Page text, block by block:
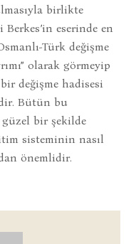
birlikte
eserinde en
Türk değişme
olarak görmeyip
değişme hadisesi
Bütün bu
güzel bir şekilde
sisteminin nasıl
önemlidir.